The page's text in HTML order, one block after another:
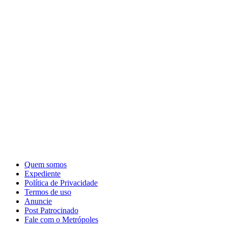
Quem somos
Expediente
Política de Privacidade
Termos de uso
Anuncie
Post Patrocinado
Fale com o Metrópoles